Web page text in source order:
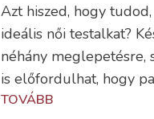
Azt hiszed, hogy
ideális női testalkat?
néhány meglepetésre,
is előfordulhat, hogy
TOVÁBB